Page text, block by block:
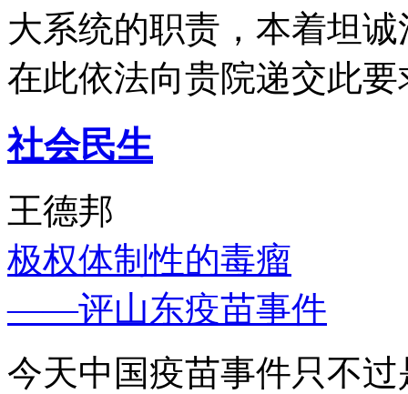
大系统的职责，本着坦
在此依法向贵院递交此要
社会民生
王德邦
极权体制性的毒瘤
——评山东疫苗事件
今天中国疫苗事件只不